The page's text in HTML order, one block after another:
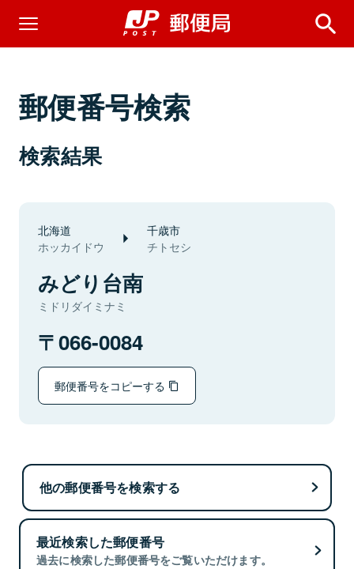
郵便番号検索
検索結果
北海道
ホッカイドウ
千歳市
チトセシ
みどり台南
ミドリダイミナミ
066-0084
郵便番号をコピーする
他の郵便番号を検索する
最近検索した郵便番号
過去に検索した郵便番号をご覧いただけます。